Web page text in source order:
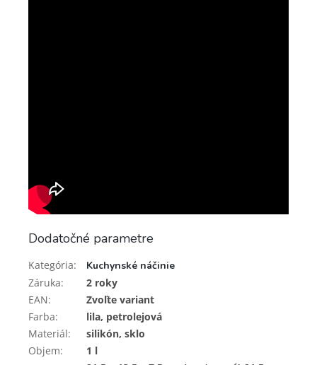
Dodatočné parametre
Kategória:
Kuchynské náčinie
Záruka:
2 roky
EAN:
Zvoľte variant
Farba:
lila, petrolejová
Materiál:
silikón, sklo
Objem:
1 l